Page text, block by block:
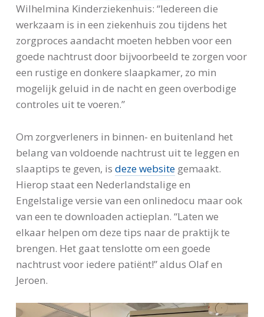
Wilhelmina Kinderziekenhuis: “Iedereen die
werkzaam is in een ziekenhuis zou tijdens het
zorgproces aandacht moeten hebben voor een
goede nachtrust door bijvoorbeeld te zorgen voor
een rustige en donkere slaapkamer, zo min
mogelijk geluid in de nacht en geen overbodige
controles uit te voeren.”
Om zorgverleners in binnen- en buitenland het
belang van voldoende nachtrust uit te leggen en
slaaptips te geven, is deze websitegemaakt.
Hierop staat een Nederlandstalige en
Engelstalige versie van een onlinedocu maar ook
van een te downloaden actieplan. “Laten we
elkaar helpen om deze tips naar de praktijk te
brengen. Het gaat tenslotte om een goede
nachtrust voor iedere patiënt!” aldus Olaf en
Jeroen.